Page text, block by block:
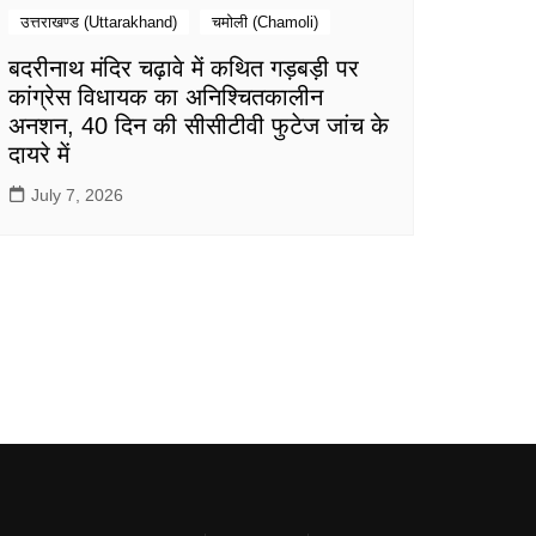
उत्तराखण्ड (Uttarakhand) चमोली (Chamoli)
बदरीनाथ मंदिर चढ़ावे में कथित गड़बड़ी पर
कांग्रेस विधायक का अनिश्चितकालीन
अनशन, 40 दिन की सीसीटीवी फुटेज जांच के
दायरे में
July 7, 2026